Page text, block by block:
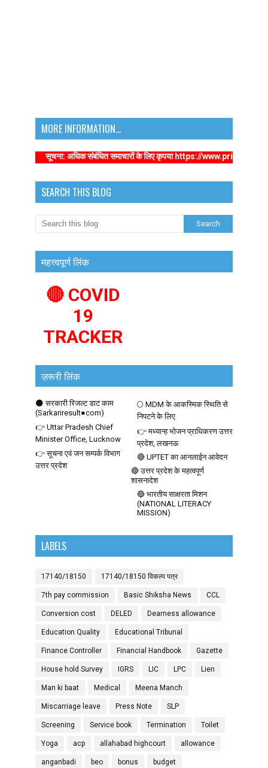
MORE INFORMATION...
सूचना: अधिक संबंधित समाचारों के लिए कृपया https://
SEARCH THIS BLOG
महत्त्वपूर्ण लिंक
🔴 COVID
19
TRACKER
ज़रूरी लिंक
🌑 सरकारी रिजल्ट डाट काम
(Sarkariresult●com)
🌕 MDM के आकस्मिक स्थिति से
निपटने के लिए
👉 Uttar Pradesh Chief
Minister Office, Lucknow
👉 मध्यान्ह भोजन प्राधिकरण उत्तर
प्रदेश, लखनऊ
👉 सूचना एवं जन सम्पर्क विभाग
उत्तर प्रदेश
🔴 UPTET का आनलाईन आवेदन
🔴 उत्तर प्रदेश के महत्वपूर्ण
शासनादेश
🔵 भारतीय साक्षरता मिशन
(NATIONAL LITERACY
MISSION)
LABELS
17140/18150 17140/18150 विकल्प पत्र
7th pay commission Basic Shiksha News CCL
Conversion cost DELED Dearness allowance
Education Quality Educational Tribunal
Finance Controller Financial Handbook Gazette
House hold Survey IGRS LIC LPC Lien
Man ki baat Medical Meena Manch
Miscarriage leave Press Note SLP
Screening Service book Termination Toilet
Yoga acp allahabad highcourt allowance
anganbadi beo bonus budget